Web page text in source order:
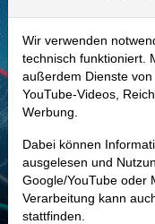
A2QR0K |
Realtime-Aktienkurs:
-
-
Unternehmenswert
Wir verwenden
technisch funktioniert.
außerdem Dienste
YouTube-Videos,
Werbung.
Dabei können
ausgelesen und
Google/YouTube oder
Verarbeitung kann
stattfinden.